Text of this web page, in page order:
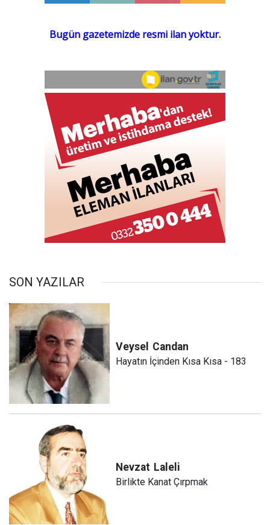
SON YAZILAR
Veysel Candan
Hayatın İçinden Kısa Kısa - 183
Nevzat Laleli
Birlikte Kanat Çırpmak